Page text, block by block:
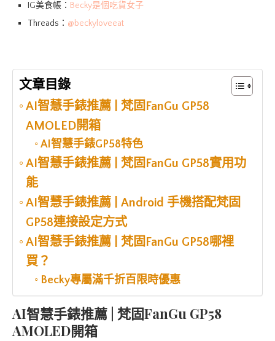
IG美食帳： Becky是個吃貨女子
Threads： @beckyloveeat
文章目錄
AI智慧手錶推薦 | 梵固FanGu GP58
AMOLED開箱
AI智慧手錶GP58特色
AI智慧手錶推薦 | 梵固FanGu GP58實用功
能
AI智慧手錶推薦 | Android 手機搭配梵固
GP58連接設定方式
AI智慧手錶推薦 | 梵固FanGu GP58哪裡
買？
Becky專屬滿千折百限時優惠
AI智慧手錶推薦 | 梵固FanGu GP58
AMOLED開箱